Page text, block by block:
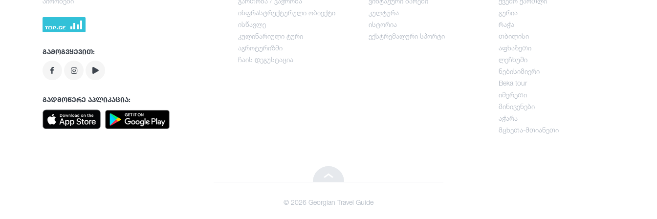
გართობა / ვაჭრობა
ჩაის დეგუსტაცია
ინფრასტრუქტურული ობიექტი
ისწავლე
კულინარიული ტური
აგროტურიზმი
ჩაის დეგუსტაცია
კულტურა
ისტორია
ექსტრემალური სპორტი
გურია
რაჭა
თბილისი
აფხაზეთი
ლეჩხუმი
ნებისიმიერი
Beka tour
იმერეთი
მინივენები
აჭარა
მცხეთა-მთიანეთი
გამოგვყევით:
გადმოწერე აპლიკაცია:
© 2026 Georgian Travel Guide